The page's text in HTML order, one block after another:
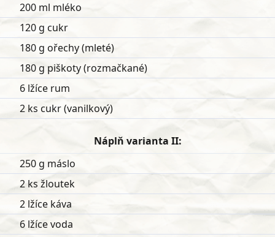
200 ml mléko
120 g cukr
180 g ořechy (mleté)
180 g piškoty (rozmačkané)
6 lžíce rum
2 ks cukr (vanilkový)
Náplň varianta II:
250 g máslo
2 ks žloutek
2 lžíce káva
6 lžíce voda